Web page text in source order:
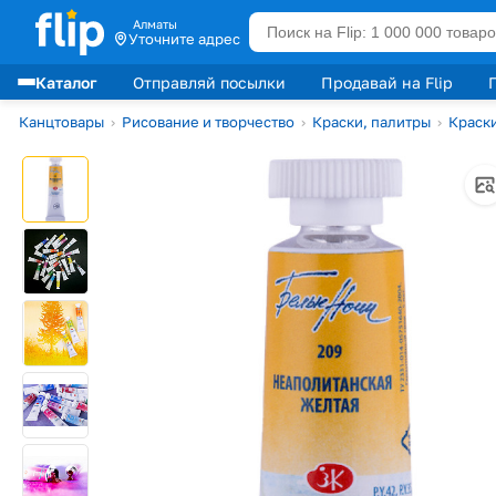
Алматы
Уточните адрес
Каталог Отправляй посылки Продавай на Flip
Лидеры продаж
Канцтовары › Рисование и творчество › Краски, палитры ›